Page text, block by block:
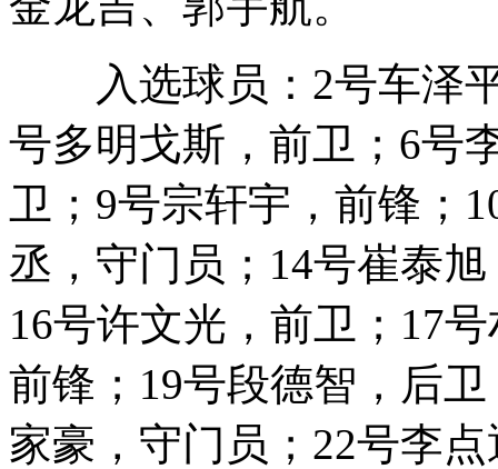
入选球员：2号车泽平
号多明戈斯，前卫；6号
卫；9号宗轩宇，前锋；
丞，守门员；14号崔泰
16号许文光，前卫；17
前锋；19号段德智，后
家豪，守门员；22号李